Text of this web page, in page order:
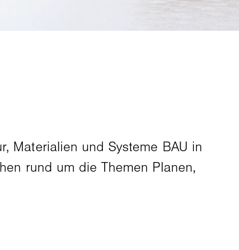
Materialien und Systeme BAU in
rund um die Themen Planen,